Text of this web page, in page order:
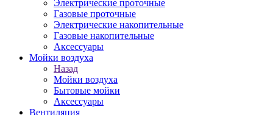
Электрические проточные
Газовые проточные
Электрические накопительные
Газовые накопительные
Аксессуары
Мойки воздуха
Назад
Мойки воздуха
Бытовые мойки
Аксессуары
Вентиляция